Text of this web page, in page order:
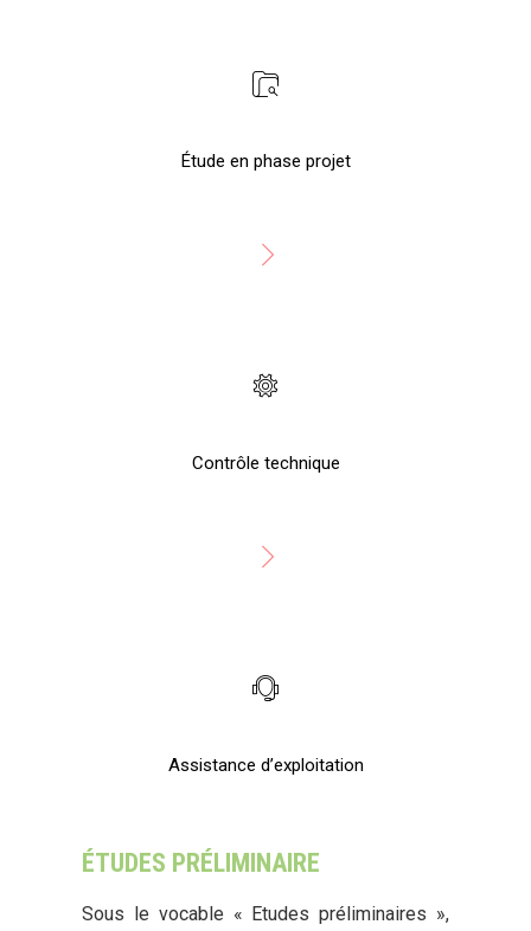
Étude en phase projet
Contrôle technique
Assistance d’exploitation
ÉTUDES PRÉLIMINAIRE
Sous le vocable « Etudes préliminaires »,